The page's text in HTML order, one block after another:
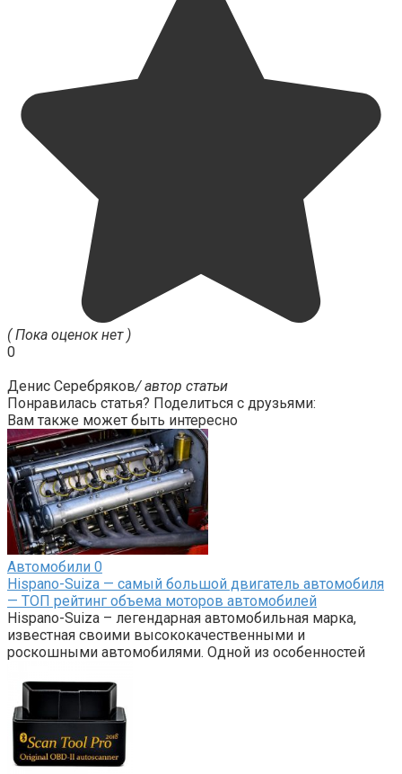
( Пока оценок нет )
0
Денис Серебряков/ автор статьи
Понравилась статья? Поделиться с друзьями:
Вам также может быть интересно
Автомобили 0
Hispano-Suiza — самый большой двигатель автомобиля
— ТОП рейтинг объема моторов автомобилей
Hispano-Suiza – легендарная автомобильная марка,
известная своими высококачественными и
роскошными автомобилями. Одной из особенностей